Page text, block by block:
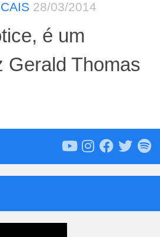
28/03/2014
é um
Gerald Thomas